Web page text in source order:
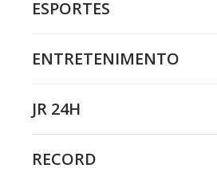
ESPORTES
ENTRETENIMENTO
JR 24H
RECORD